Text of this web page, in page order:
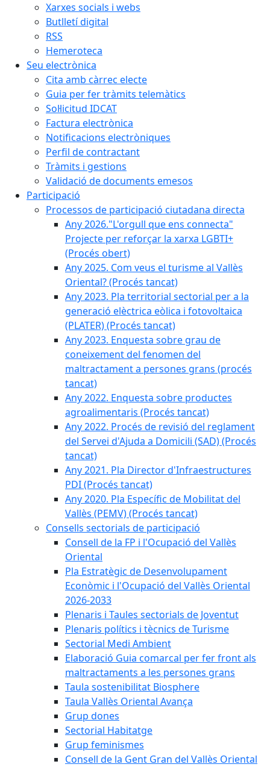
Xarxes socials i webs
Butlletí digital
RSS
Hemeroteca
Seu electrònica
Cita amb càrrec electe
Guia per fer tràmits telemàtics
Sol·licitud IDCAT
Factura electrònica
Notificacions electròniques
Perfil de contractant
Tràmits i gestions
Validació de documents emesos
Participació
Processos de participació ciutadana directa
Any 2026."L'orgull que ens connecta"
Projecte per reforçar la xarxa LGBTI+
(Procés obert)
Any 2025. Com veus el turisme al Vallès
Oriental? (Procés tancat)
Any 2023. Pla territorial sectorial per a la
generació elèctrica eòlica i fotovoltaica
(PLATER) (Procés tancat)
Any 2023. Enquesta sobre grau de
coneixement del fenomen del
maltractament a persones grans (procés
tancat)
Any 2022. Enquesta sobre productes
agroalimentaris (Procés tancat)
Any 2022. Procés de revisió del reglament
del Servei d'Ajuda a Domicili (SAD) (Procés
tancat)
Any 2021. Pla Director d'Infraestructures
PDI (Procés tancat)
Any 2020. Pla Específic de Mobilitat del
Vallès (PEMV) (Procés tancat)
Consells sectorials de participació
Consell de la FP i l'Ocupació del Vallès
Oriental
Pla Estratègic de Desenvolupament
Econòmic i l'Ocupació del Vallès Oriental
2026-2033
Plenaris i Taules sectorials de Joventut
Plenaris polítics i tècnics de Turisme
Sectorial Medi Ambient
Elaboració Guia comarcal per fer front als
maltractaments a les persones grans
Taula sostenibilitat Biosphere
Taula Vallès Oriental Avança
Grup dones
Sectorial Habitatge
Grup feminismes
Consell de la Gent Gran del Vallès Oriental